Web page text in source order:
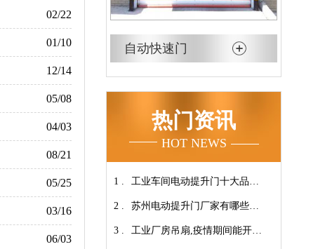
02/22
01/10
12/14
05/08
04/03
08/21
05/25
03/16
06/03
自动快速门
热门资讯
HOT NEWS
1 . 工业车间电动提升门十大品牌
【广州奇翔】
2 . 苏州电动提升门厂家有哪些优
势特点呢？-广州奇翔
3 . 工业厂房吊扇,疫情期间能开空